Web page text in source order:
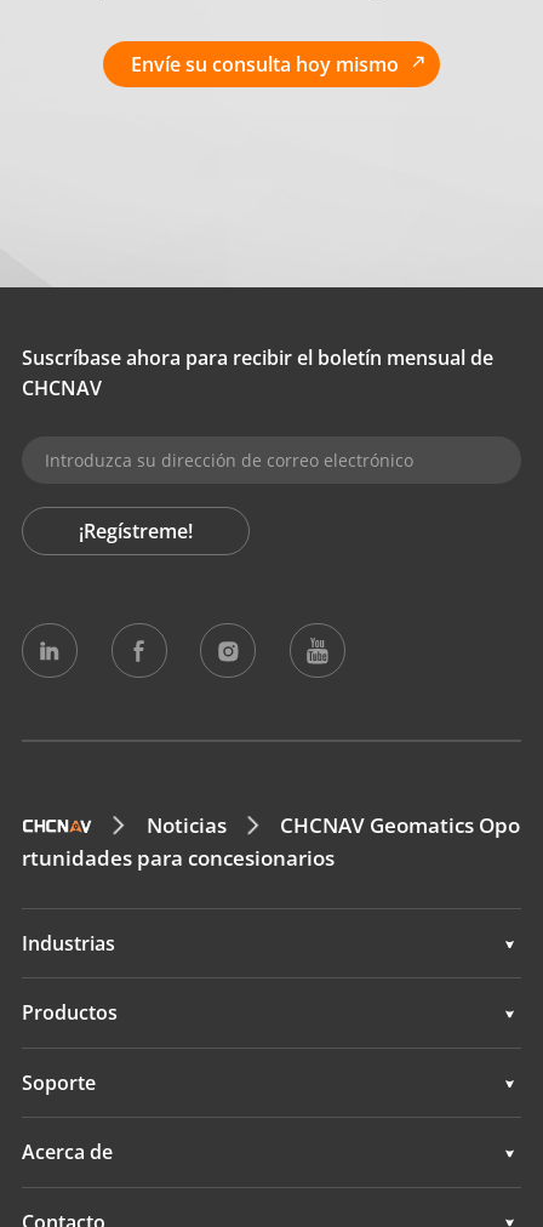
Envíe su consulta hoy mismo
Suscríbase ahora para recibir el boletín mensual de
CHCNAV
¡Regístreme!
Noticias
CHCNAV Geomatics Opo
rtunidades para concesionarios
Industrias
Geoespacial
Navegación
Productos
Geoespacial
Navegación
Soporte
Soporte
Acerca de
Contacto